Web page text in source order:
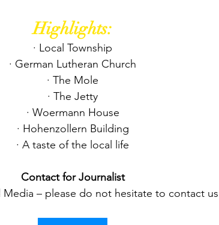
Highlights:
· Local Township
· German Lutheran Church
· The Mole
· The Jetty
· Woermann House
· Hohenzollern Building
· A taste of the local life
Contact for Journalist
Media – please do not hesitate to contact